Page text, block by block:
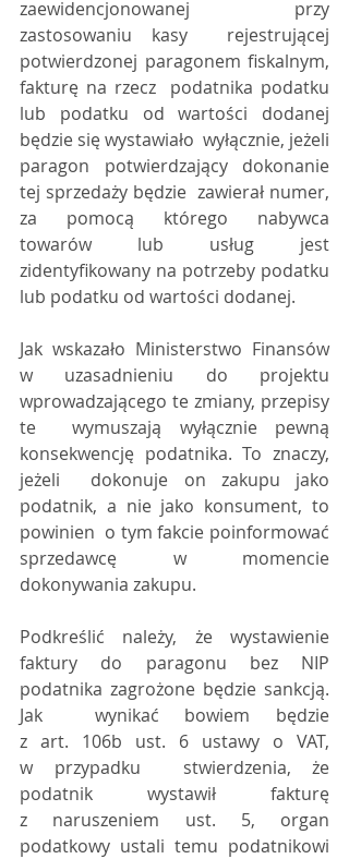
zaewidencjonowanej przy
zastosowaniu kasy  rejestrującej
potwierdzonej paragonem fiskalnym,
fakturę na rzecz  podatnika podatku
lub podatku od wartości dodanej
będzie się wystawiało  wyłącznie, jeżeli
paragon potwierdzający dokonanie
tej sprzedaży będzie  zawierał numer,
za pomocą którego nabywca
towarów lub usług jest
zidentyfikowany na potrzeby podatku
lub podatku od wartości dodanej.
Jak wskazało Ministerstwo Finansów
w uzasadnieniu do projektu
wprowadzającego te zmiany, przepisy
te  wymuszają wyłącznie pewną
konsekwencję podatnika. To znaczy,
jeżeli  dokonuje on zakupu jako
podatnik, a nie jako konsument, to
powinien  o tym fakcie poinformować
sprzedawcę w momencie
dokonywania zakupu.
Podkreślić należy, że wystawienie
faktury do paragonu bez NIP
podatnika zagrożone będzie sankcją.
Jak  wynikać bowiem będzie
z art. 106b ust. 6 ustawy o VAT,
w przypadku  stwierdzenia, że
podatnik wystawił fakturę
z naruszeniem ust. 5, organ
podatkowy ustali temu podatnikowi